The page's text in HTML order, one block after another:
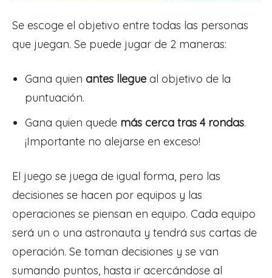
Se escoge el objetivo entre todas las personas
que juegan. Se puede jugar de 2 maneras:
Gana quien antes llegue al objetivo de la
puntuación.
Gana quien quede más cerca tras 4 rondas.
¡Importante no alejarse en exceso!
El juego se juega de igual forma, pero las
decisiones se hacen por equipos y las
operaciones se piensan en equipo. Cada equipo
será un o una astronauta y tendrá sus cartas de
operación. Se toman decisiones y se van
sumando puntos, hasta ir acercándose al